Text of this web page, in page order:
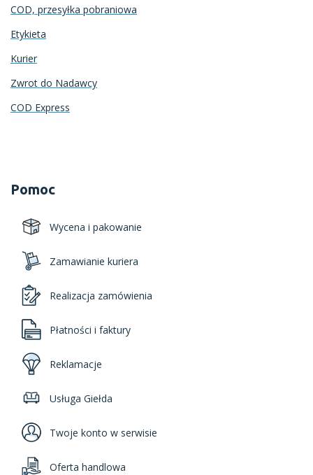
Pomoc
Wycena i pakowanie
Zamawianie kuriera
Realizacja zamówienia
Płatności i faktury
Reklamacje
Usługa Giełda
Twoje konto w serwisie
Oferta handlowa
COD, przesyłka pobraniowa
Etykieta
Kurier
Zwrot do Nadawcy
COD Express